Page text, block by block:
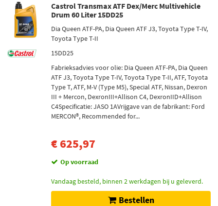
5 (16)
20 (10)
60 (10)
Netdiepte [mm]
Netlengte [mm]
Castrol Transmax ATF Dex/Merc Multivehicle
Drum 60 Liter 15DD25
Dia Queen ATF-PA, Dia Queen ATF J3, Toyota Type T-IV,
Toyota Type T-II
15DD25
Fabrieksadvies voor olie: Dia Queen ATF-PA, Dia Queen
ATF J3, Toyota Type T-IV, Toyota Type T-II, ATF, Toyota
Type T, ATF, M-V (Type M5), Special ATF, Nissan, Dexron
III + Mercon, DexronIII+Allison C4, DexronIID+Allison
C4Specificatie: JASO 1AVrijgave van de fabrikant: Ford
MERCON®, Recommended for...
€ 625,97
Op voorraad
Vandaag besteld, binnen 2 werkdagen bij u geleverd.
Bestellen